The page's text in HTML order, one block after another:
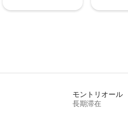
モントリオール
長期滞在